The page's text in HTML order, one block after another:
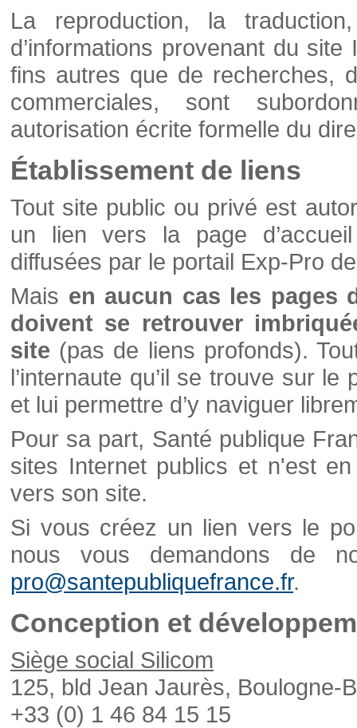
La reproduction, la
d’informations provenant du
fins autres que de recherches,
commerciales, sont
autorisation écrite formelle du
Établissement de liens
Tout site public ou privé est
un lien vers la page
diffusées par le portail Exp-Pro
Mais en aucun cas les pages
doivent se retrouver
site (pas de liens profonds).
l’internaute qu’il se trouve sur
et lui permettre d’y naviguer
Pour sa part, Santé publique
sites Internet publics et n'est
vers son site.
Si vous créez un lien vers le
nous vous demandons de
pro@santepubliquefrance.fr.
Conception et
Siège social Silicom
125, bld Jean Jaurès, Boulogne-
+33 (0) 1 46 84 15 15